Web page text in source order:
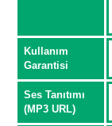
Kullanım
Garantisi
Ses Tanıtımı
(MP3 URL)